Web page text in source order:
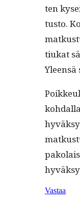
ten
tus­to.
tiukat
Vastaa